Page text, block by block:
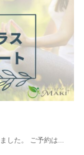
した。 ご予約は...